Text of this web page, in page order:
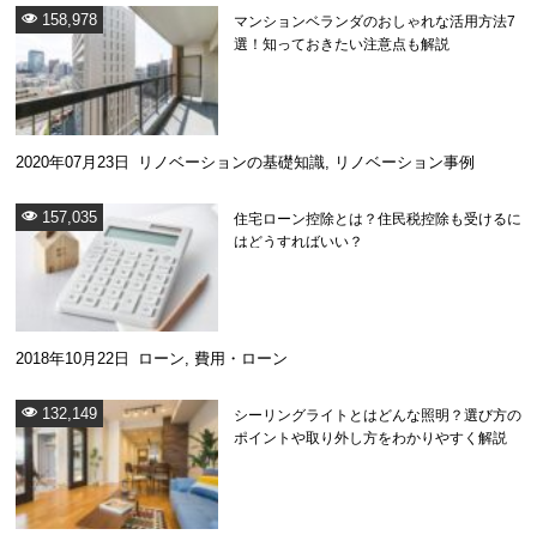
マンションベランダのおしゃれな活用方法7
選！知っておきたい注意点も解説
158,978
2020年07月23日 リノベーションの基礎知識, リノベーション事例
住宅ローン控除とは？住民税控除も受けるに
はどうすればいい？
157,035
2018年10月22日 ローン, 費用・ローン
シーリングライトとはどんな照明？選び方の
ポイントや取り外し方をわかりやすく解説
132,149